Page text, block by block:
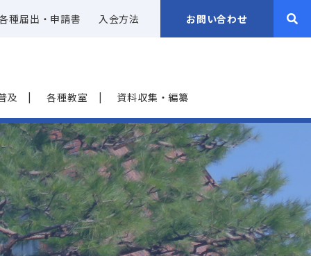
種届出・申請書 入会方法 お問い合わせ
及 各種教室 資料収集・編纂